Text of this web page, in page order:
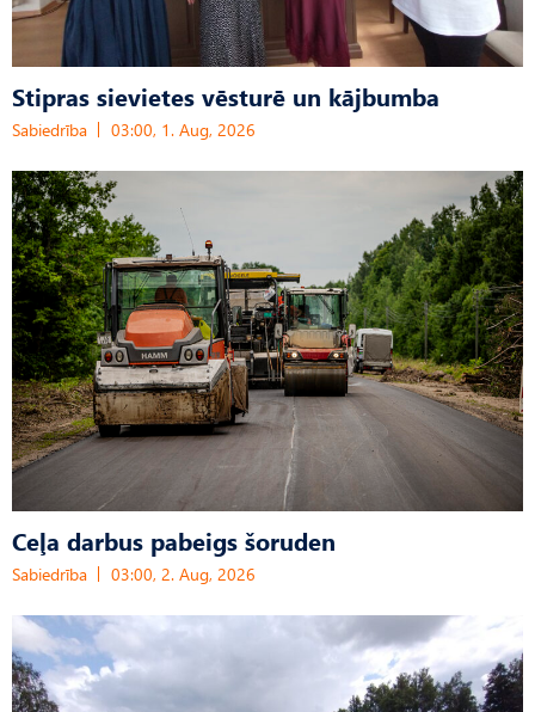
Stipras sievietes vēsturē un kājbumba
Sabiedrība 03:00, 1. Aug, 2026
Ceļa darbus pabeigs šoruden
Sabiedrība 03:00, 2. Aug, 2026